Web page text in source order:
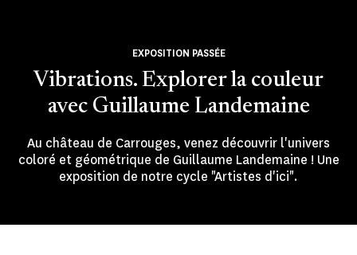
Vibrations. Explorer la couleur
avec Guillaume Landemaine
EXPOSITION PASSÉE
Au château de Carrouges, venez découvrir l'univers
coloré et géométrique de Guillaume Landemaine ! Une
exposition de notre cycle "Artistes d'ici".